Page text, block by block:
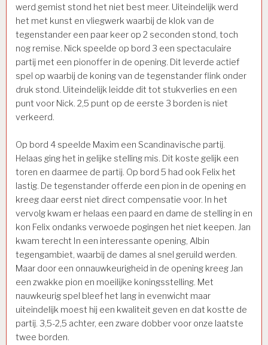
werd gemist stond het niet best meer. Uiteindelijk werd
het met kunst en vliegwerk waarbij de klok van de
tegenstander een paar keer op 2 seconden stond, toch
nog remise. Nick speelde op bord 3 een spectaculaire
partij met een pionoffer in de opening. Dit leverde actief
spel op waarbij de koning van de tegenstander flink onder
druk stond. Uiteindelijk leidde dit tot stukverlies en een
punt voor Nick. 2,5 punt op de eerste 3 borden is niet
verkeerd.
Op bord 4 speelde Maxim een Scandinavische partij.
Helaas ging het in gelijke stelling mis. Dit koste gelijk een
toren en daarmee de partij. Op bord 5 had ook Felix het
lastig. De tegenstander offerde een pion in de opening en
kreeg daar eerst niet direct compensatie voor. In het
vervolg kwam er helaas een paard en dame de stelling in en
kon Felix ondanks verwoede pogingen het niet keepen. Jan
kwam terecht In een interessante opening, Albin
tegengambiet, waarbij de dames al snel geruild werden.
Maar door een onnauwkeurigheid in de opening kreeg Jan
een zwakke pion en moeilijke koningsstelling. Met
nauwkeurig spel bleef het lang in evenwicht maar
uiteindelijk moest hij een kwaliteit geven en dat kostte de
partij. 3,5-2,5 achter, een zware dobber voor onze laatste
twee borden.